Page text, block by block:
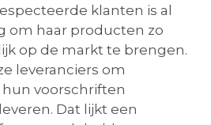
klanten is al
om haar producten zo
op de markt te brengen.
leveranciers om
voorschriften
Dat lijkt een